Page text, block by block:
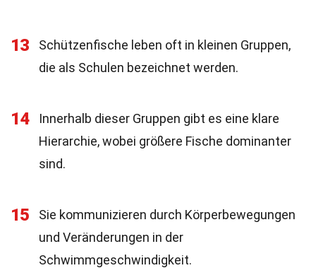
13
Schützenfische leben oft in kleinen Gruppen,
die als Schulen bezeichnet werden.
14
Innerhalb dieser Gruppen gibt es eine klare
Hierarchie, wobei größere Fische dominanter
sind.
15
Sie kommunizieren durch Körperbewegungen
und Veränderungen in der
Schwimmgeschwindigkeit.